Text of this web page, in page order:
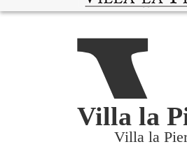
Villa la
Villa la